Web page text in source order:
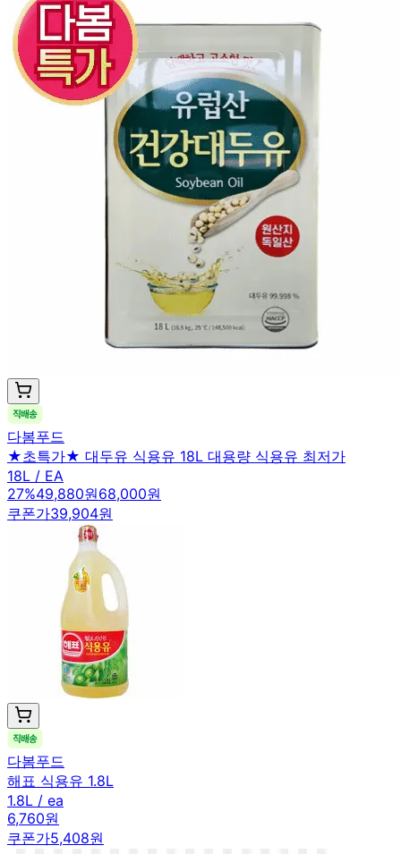
다봄푸드
★초특가★ 대두유 식용유 18L 대용량 식용유 최저가
18L / EA
27%49,880원68,000원
쿠폰가39,904원
다봄푸드
해표 식용유 1.8L
1.8L / ea
6,760원
쿠폰가5,408원